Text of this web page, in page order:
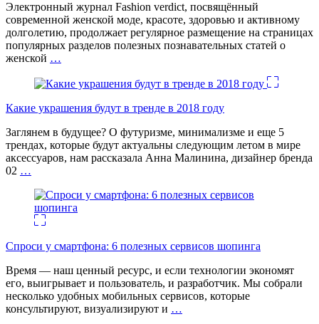
Электронный журнал Fashion verdict, посвящённый
современной женской моде, красоте, здоровью и активному
долголетию, продолжает регулярное размещение на страницах
популярных разделов полезных познавательных статей о
женской …
Какие украшения будут в тренде в 2018 году
Заглянем в будущее? О футуризме, минимализме и еще 5
трендах, которые будут актуальны следующим летом в мире
аксессуаров, нам рассказала Анна Малинина, дизайнер бренда
02 …
Спроси у смартфона: 6 полезных cервисов шопинга
Время — наш ценный ресурс, и если технологии экономят
его, выигрывает и пользователь, и разработчик. Мы собрали
несколько удобных мобильных сервисов, которые
консультируют, визуализируют и …